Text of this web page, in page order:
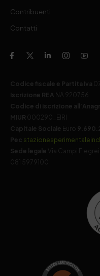
Contribuenti
Contatti
Codice fiscale e Partita Iva
Iscrizione REA NA 920756
Codice di iscrizione
MIUR 000290_EIRI
Capitale Sociale Euro
Pec
Sede legale
Via Campi
081 5979100